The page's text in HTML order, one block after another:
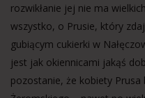
rozwikłanie jej nie ma
wszystko, o Prusie, który
gubiącym cukierki w
jest jak okiennicami jakąś
pozostanie, że kobiety